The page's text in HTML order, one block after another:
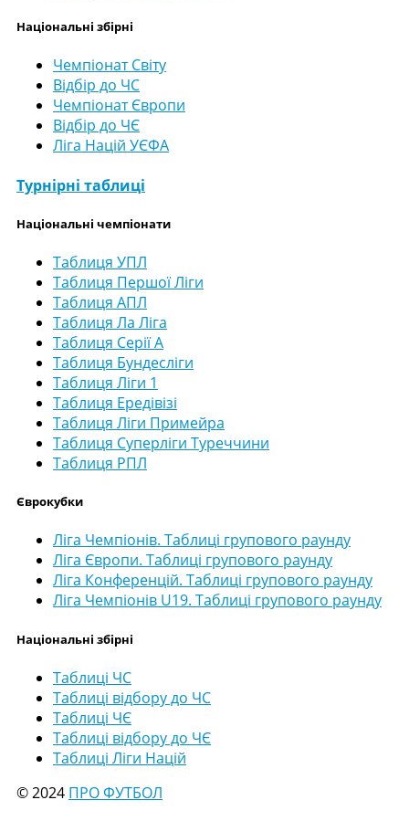
Національні збірні
Чемпіонат Світу
Відбір до ЧС
Чемпіонат Європи
Відбір до ЧЄ
Ліга Націй УЄФА
Турнірні таблиці
Національні чемпіонати
Таблиця УПЛ
Таблиця Першої Ліги
Таблиця АПЛ
Таблиця Ла Ліга
Таблиця Серії А
Таблиця Бундесліги
Таблиця Ліги 1
Таблиця Ередівізі
Таблиця Ліги Примейра
Таблиця Суперліги Туреччини
Таблиця РПЛ
Єврокубки
Ліга Чемпіонів. Таблиці групового раунду
Ліга Європи. Таблиці групового раунду
Ліга Конференцій. Таблиці групового раунду
Ліга Чемпіонів U19. Таблиці групового раунду
Національні збірні
Таблиці ЧС
Таблиці відбору до ЧС
Таблиці ЧЄ
Таблиці відбору до ЧЄ
Таблиці Ліги Націй
© 2024 ПРО ФУТБОЛ